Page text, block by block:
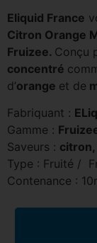
Eliquid France
Citron Orange
Fruizee. Conçu
concentré
d’orange et de
Fabriquant :
Gamme :
Saveurs :
Type : Fruité /
Contenance :